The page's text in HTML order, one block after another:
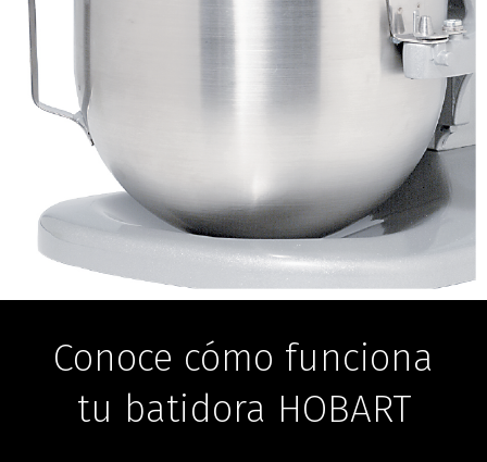
Conoce cómo funciona
tu batidora HOBART